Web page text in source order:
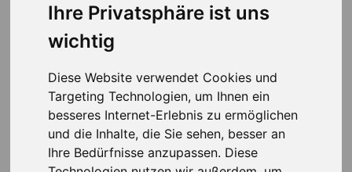
Ihre Privatsphäre ist uns
wichtig
Diese Website verwendet Cookies und
Targeting Technologien, um Ihnen ein
besseres Internet-Erlebnis zu ermöglichen
und die Inhalte, die Sie sehen, besser an
Ihre Bedürfnisse anzupassen. Diese
Berufseinsteiger:innen eine spannende Phase voller
Möglichkeiten – aber auch Herausforderungen.
Weiss Personalmanagement steht Ihnen dabei als
verlässlicher Partner zur Seite. Mit langjähriger
Erfahrung in der Personalvermittlung unterstützen wir
Sie dabei, den passenden Einstieg ins Berufsleben zu
finden. Unser Fokus liegt darauf, individuelle Lösungen
zu entwickeln, die Ihren Fähigkeiten und Zielen